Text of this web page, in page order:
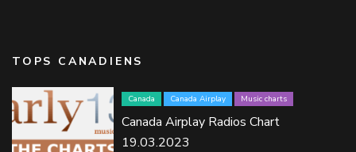
TOPS CANADIENS
Canada Canada Airplay Music charts
Canada Airplay Radios Chart
19.03.2023